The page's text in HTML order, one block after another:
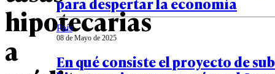
hipotecarias
a
País
08 de Mayo de 2025
En qué consiste el proyecto de